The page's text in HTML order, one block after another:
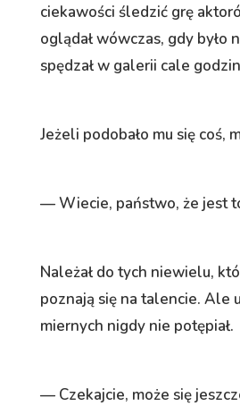
ciekawości śledzić grę
oglądał wówczas, gdy było
spędzał w galerii cale
Jeżeli podobało mu się coś,
— Wiecie, państwo, że jest
Należał do tych niewielu,
poznają się na talencie. Ale
miernych nigdy nie potępiał.
— Czekajcie, może się